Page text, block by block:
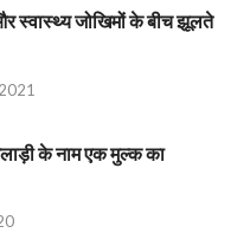
स्वास्थ्य जोखिमों के बीच झूलते
के नाम एक मुल्क का